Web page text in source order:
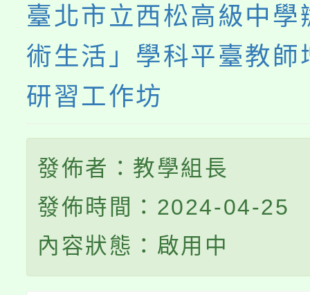
臺北市立西松高級中學
術生活」學科平臺教師
研習工作坊
發佈者：教學組長
發佈時間：2024-04-25
內容狀態：啟用中